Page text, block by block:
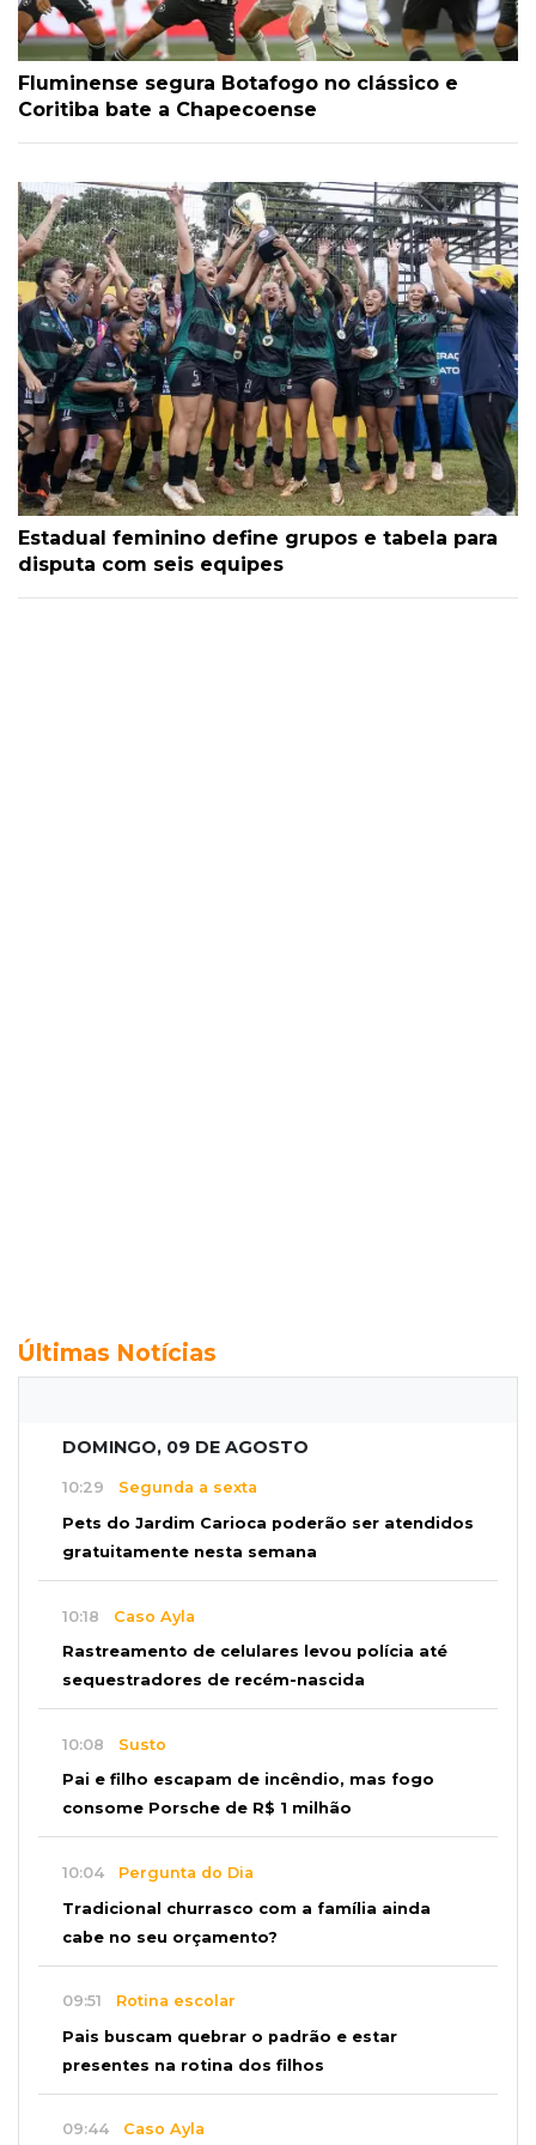
Fluminense segura Botafogo no clássico e
Coritiba bate a Chapecoense
Estadual feminino define grupos e tabela para
disputa com seis equipes
Últimas Notícias
DOMINGO, 09 DE AGOSTO
10:29 Segunda a sexta
Pets do Jardim Carioca poderão ser atendidos
gratuitamente nesta semana
10:18 Caso Ayla
Rastreamento de celulares levou polícia até
sequestradores de recém-nascida
10:08 Susto
Pai e filho escapam de incêndio, mas fogo
consome Porsche de R$ 1 milhão
10:04 Pergunta do Dia
Tradicional churrasco com a família ainda
cabe no seu orçamento?
09:51 Rotina escolar
Pais buscam quebrar o padrão e estar
presentes na rotina dos filhos
09:44 Caso Ayla